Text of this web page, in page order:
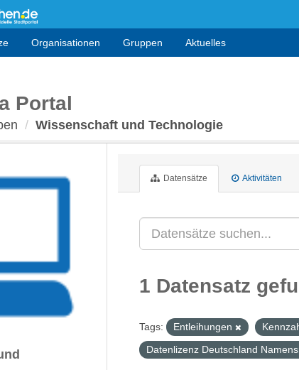
Organisationen Gruppen Aktuelles
Portal
Wissenschaft und Technologie
Datensätze Aktivitäten
1 Datensatz
Tags: Entleihungen
Datenlizenz Deutschland